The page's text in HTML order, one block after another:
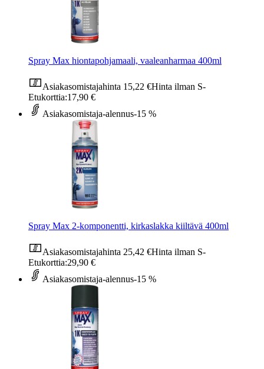
Spray Max hiontapohjamaali, vaaleanharmaa 400ml
Asiakasomistajahinta 15,22 €Hinta ilman S-
Etukorttia:17,90 €
Asiakasomistaja-alennus-15 %
Spray Max 2-komponentti, kirkaslakka kiiltävä 400ml
Asiakasomistajahinta 25,42 €Hinta ilman S-
Etukorttia:29,90 €
Asiakasomistaja-alennus-15 %